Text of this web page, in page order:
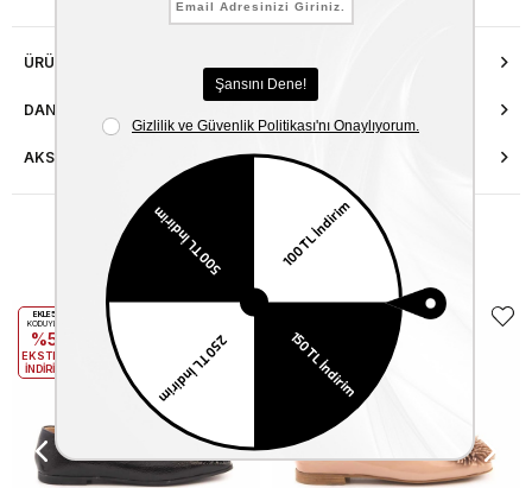
ÜRÜN ÖZELLIKLERI
DANIŞMA HATTI
AKSESUAR ONARIMI
Benzer Ürünler
EKLE5
KODUYLA
%5
EKSTRA
İNDİRİM
%5
EKSTRA
İNDİRİM